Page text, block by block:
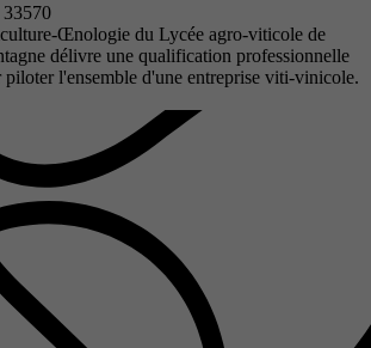
Œnologie du Lycée agro-viticole de
délivre une qualification professionnelle
piloter l'ensemble d'une entreprise viti-vinicole.